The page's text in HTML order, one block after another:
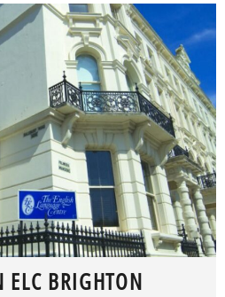
ELC BRIGHTON